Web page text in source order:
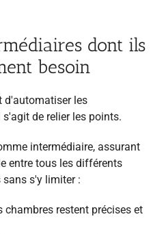
dont ils
besoin
d'automatiser les
de relier les points.
intermédiaire, assurant
entre tous les différents
s'y limiter :
chambres restent précises et